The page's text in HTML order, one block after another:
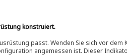
konstruiert.
passt. Wenden Sie sich vor dem
angemessen ist. Dieser